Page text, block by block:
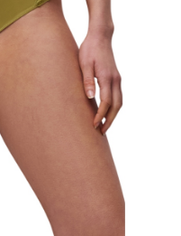
起之損失，本公司不負相關責
別帳號之用戶狀況，依本公司即
之情形，本公司將視審查結果
冊。若發現惡意使用之情形，
用額度並採取法律行動。